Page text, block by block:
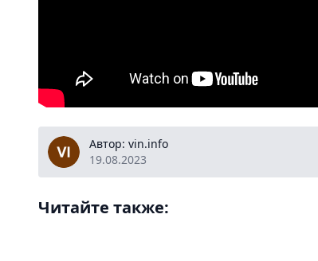
vin.infoАвтор: vin.info
19.08.2023
Читайте также: